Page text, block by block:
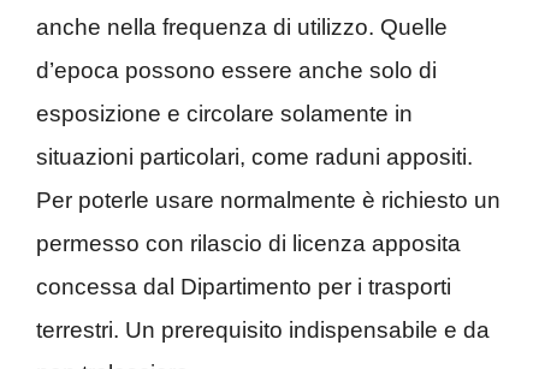
anche nella frequenza di utilizzo. Quelle
d’epoca possono essere anche solo di
esposizione e circolare solamente in
situazioni particolari, come raduni appositi.
Per poterle usare normalmente è richiesto un
permesso con rilascio di licenza apposita
concessa dal Dipartimento per i trasporti
terrestri. Un prerequisito indispensabile e da